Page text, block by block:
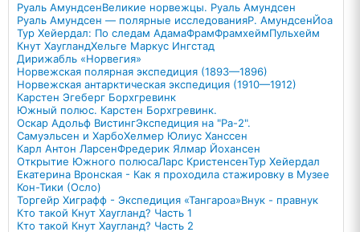
Руаль АмундсенВеликие норвежцы. Руаль Амундсен
Руаль Амундсен — полярные исследованияР. АмундсенЙоа
Тур Хейердал: По следам АдамаФрамФрамхеймПульхейм
Кнут ХаугландХельге Маркус Ингстад
Дирижабль «Норвегия»
Норвежская полярная экспедиция (1893—1896)
Норвежская антарктическая экспедиция (1910—1912)
Карстен Эгеберг Борхгревинк
Южный полюс. Карстен Борхгревинк.
Оскар Адольф ВистингЭкспедиция на "Ра-2".
Самуэльсен и ХарбоХелмер Юлиус Ханссен
Карл Антон ЛарсенФредерик Ялмар Йохансен
Открытие Южного полюсаЛарс КристенсенТур Хейердал
Екатерина Вронская - Как я проходила стажировку в Музее
Кон-Тики (Осло)
Торгейр Хиграфф - Экспедиция «Тангароа»Внук - правнук
Кто такой Кнут Хаугланд? Часть 1
Кто такой Кнут Хаугланд? Часть 2